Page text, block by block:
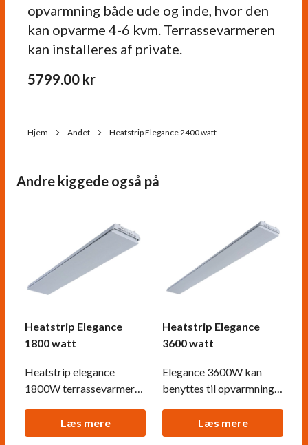
opvarmning både ude og inde, hvor den
kan opvarme 4-6 kvm. Terrassevarmeren
kan installeres af private.
5799.00 kr
Hjem Andet Heatstrip Elegance 2400 watt
Andre kiggede også på
Heatstrip Elegance
1800 watt
Heatstrip elegance
1800W terrassevarmer
op til 4,5 kvm.
Terrassevarmeren kan
Læs mere
Heatstrip Elegance
3600 watt
Elegance 3600W kan
benyttes til opvarmning
den kan opvarme
henholdsvis 6-9 kvm.
Læs mere